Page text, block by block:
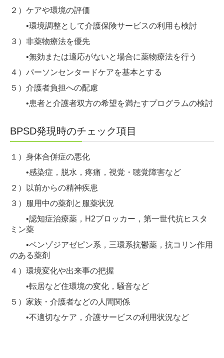
２）ケアや環境の評価
•環境調整として介護保険サービスの利用も検討
３）非薬物療法を優先
•無効または適応がないと場合に薬物療法を行う
４）パーソンセンタードケアを基本とする
５）介護者負担への配慮
•患者と介護者双方の希望を満たすプログラムの検討
BPSD発現時のチェック項目
１）身体合併症の悪化
•感染症，脱水，疼痛，視覚・聴覚障害など
２）以前からの精神疾患
３）服用中の薬剤と服薬状況
•認知症治療薬，H2ブロッカー，第一世代抗ヒスタ
ミン薬
•ベンゾジアゼピン系，三環系抗鬱薬，抗コリン作用
のある薬剤
４）環境変化や出来事の把握
•転居など住環境の変化，騒音など
５）家族・介護者などの人間関係
•不適切なケア，介護サービスの利用状況など